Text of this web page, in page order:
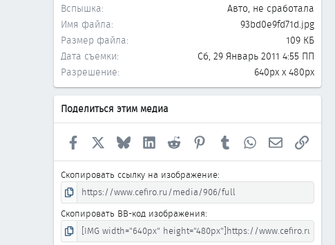
Вспышка
Авто, не сработала
Имя файла
93bd0e9fd71d.jpg
Размер файла
109 КБ
Дата съемки
Сб, 29 Январь 2011 4:55 ПП
Разрешение
640px x 480px
Поделиться этим медиа
Facebook BlueskyLinkedInReddit PinterestTumblr WhatsApp
Скопировать ссылку на изображение
Скопировать BB-код изображения